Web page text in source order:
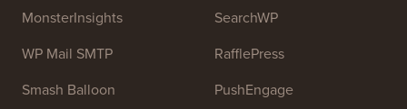
OptinMonster
Duplicator